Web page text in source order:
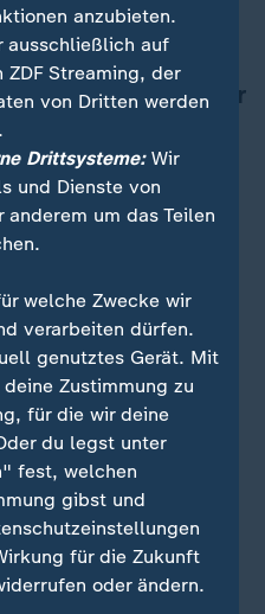
da auf mich
Auftrag her war
ich dort vor Ort
geht hinten auf,
entgegen. Es ist ein
da raus und ich sehe
Drohnen am
vor wie in einer ganz
Evakuierung von
und Ortskräften
der deutschen
und ohne
Flughafens herrschte
anzubieten.
ausschließlich auf
ZDF Streaming, der
von Dritten werden
Drittsysteme:Wir
und Dienste von
um das Teilen
welche Zwecke wir
verarbeiten dürfen.
genutztes Gerät. Mit
Zustimmung zu
für die wir deine
du legst unter
fest, welchen
gibst und
für die Zukunft
oder ändern.